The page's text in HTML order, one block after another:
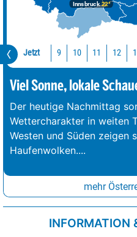
Innsbruck22°
Jetzt 9 10 11 12
Viel Sonne, lokale
Der heutige Nachmittag
Wettercharakter in weiten
Westen und Süden zeigen
Haufenwolken....
mehr
INFORMATION